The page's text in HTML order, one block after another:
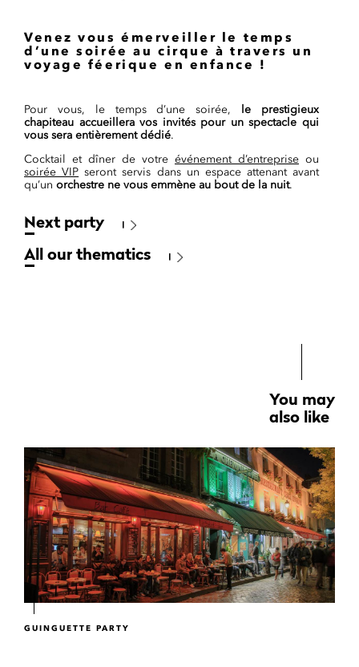
Venez vous émerveiller le temps
d’une soirée au cirque à travers un
voyage féerique en enfance !
Pour vous, le temps d’une soirée,
le prestigieux
chapiteau accueillera vos invités pour un spectacle qui
vous sera entièrement dédié.
Cocktail et dîner de votre événement d’entreprise ou
soirée VIP seront servis dans un espace attenant avant
qu’un orchestre ne vous emmène au bout de la nuit.
Next party
All our thematics
You may
also like
GUINGUETTE PARTY